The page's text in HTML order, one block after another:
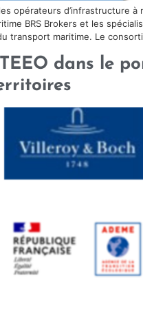
opérateurs d’infrastructure
BRS Brokers et les
transport maritime. Le
dans le